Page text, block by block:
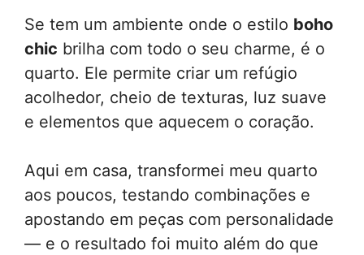
Se tem um ambiente onde o estilo boho
chic brilha com todo o seu charme, é o
quarto. Ele permite criar um refúgio
acolhedor, cheio de texturas, luz suave
e elementos que aquecem o coração.
Aqui em casa, transformei meu quarto
aos poucos, testando combinações e
apostando em peças com personalidade
— e o resultado foi muito além do que